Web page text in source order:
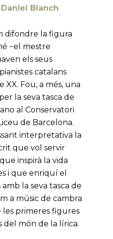
Daniel Blanch
difondre la figura
−el mestre
els seus
catalans
Fou, a més, una
la seva tasca de
al Conservatori
de Barcelona.
interpretativa la
que vol servir
inspirà la vida
i que enriquí el
la seva tasca de
a músic de cambra
les primeres figures
del món de la lírica.